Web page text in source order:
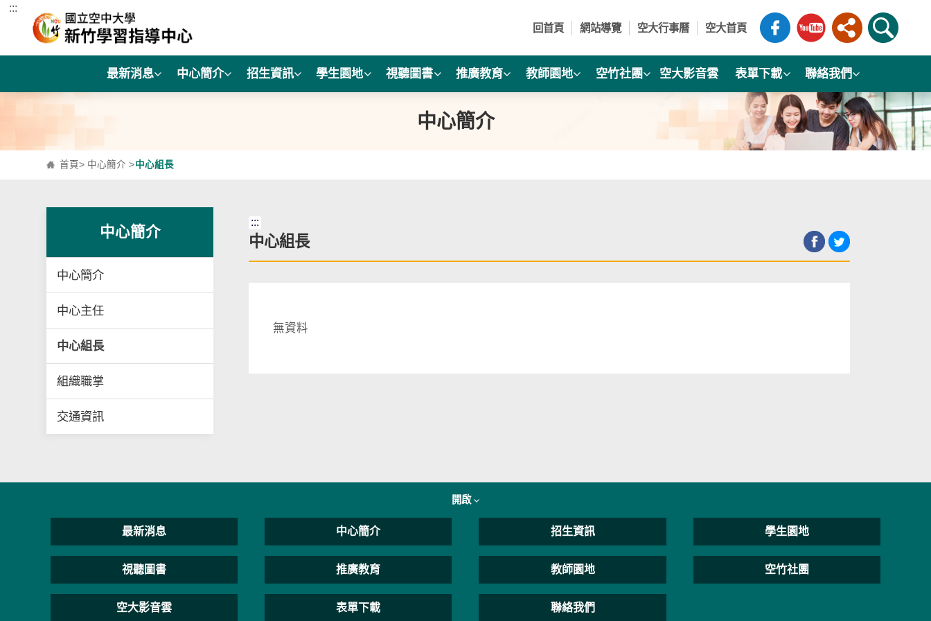
跳到主要內容區塊
:::
回首頁
網站導覽 空大行事曆 空大首頁
最新消息 中心簡介 招生資訊 學生園地 視聽圖書 推廣教育 教師園地 空竹社團 空大影音雲 表單下載 聯絡我們
中心簡介
首頁> 中心簡介 >中心組長
中心簡介
中心簡介
中心主任
中心組長
組織職掌
交通資訊
:::
中心組長
無資料
開啟
最新消息 中心簡介 招生資訊 學生園地
視聽圖書 推廣教育 教師園地 空竹社團
空大影音雲 表單下載 聯絡我們